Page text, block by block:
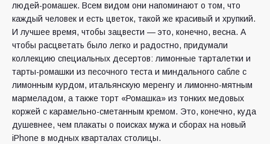
людей-ромашек. Всем видом они напоминают о том, что
каждый человек и есть цветок, такой же красивый и хрупкий.
И лучшее время, чтобы зацвести — это, конечно, весна. А
чтобы расцветать было легко и радостно, придумали
коллекцию специальных десертов: лимонные тарталетки и
тарты-ромашки из песочного теста и миндального сабле с
лимонным курдом, итальянскую меренгу и лимонно-мятным
мармеладом, а также торт «Ромашка» из тонких медовых
коржей с карамельно-сметанным кремом. Это, конечно, куда
душевнее, чем плакаты о поисках мужа и сборах на новый
iPhone в модных кварталах столицы.